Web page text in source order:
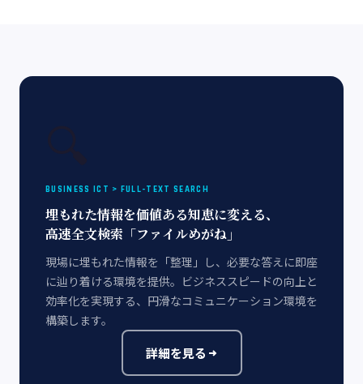
BUSINESS ICT > FULL-TEXT SEARCH
埋もれた情報を価値ある知恵に変える、
高速全文検索「ファイルめがね」
現場に埋もれた情報を「整理」し、必要な答えに即座
に辿り着ける環境を提供。ビジネススピードの向上と
効率化を実現する、円滑なコミュニケーション環境を
構築します。
詳細を見る